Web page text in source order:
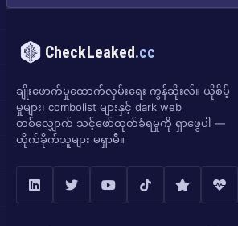
CheckLeaked.cc
ချိုးဖောက်မှုထောက်လှမ်းရေး ကွန်ဆိုးလ်။ ယိုစိမ့်
မှုများ၊ combolist များနှင့် dark web
တစ်လျှောက် သင့်ဖော်ထုတ်ခံရမှုကို ရှာဖွေပါ —
တိုက်ခိုက်သူများ မရှာမီ။